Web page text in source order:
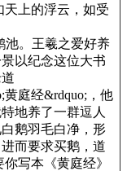
上的浮云，如受
。王羲之爱好养
以纪念这位大书
庭经&rdquo;，他
地养了一群逗人
鹅羽毛白净，形
而要求买鹅，道
写本《黄庭经》